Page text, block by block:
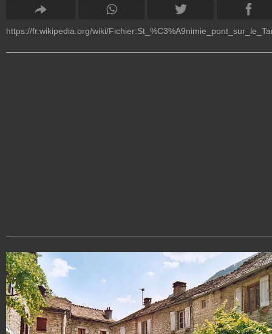
https://fr.wikipedia.org/wiki/